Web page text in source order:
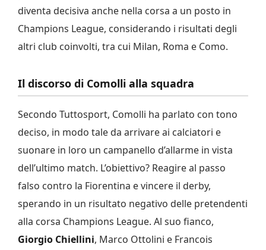
diventa decisiva anche nella corsa a un posto in
Champions League, considerando i risultati degli
altri club coinvolti, tra cui Milan, Roma e Como.
Il discorso di Comolli alla squadra
Secondo Tuttosport, Comolli ha parlato con tono
deciso, in modo tale da arrivare ai calciatori e
suonare in loro un campanello d’allarme in vista
dell’ultimo match. L’obiettivo? Reagire al passo
falso contro la Fiorentina e vincere il derby,
sperando in un risultato negativo delle pretendenti
alla corsa Champions League. Al suo fianco,
Giorgio Chiellini, Marco Ottolini e Francois